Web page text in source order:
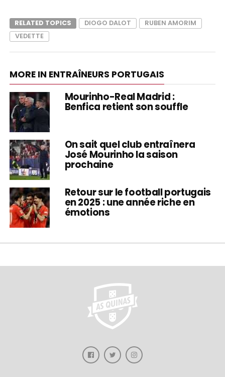
RELATED TOPICS DIOGO DALOT
RUBEN AMORIM
VEDETTE
MORE IN ENTRAÎNEURS PORTUGAIS
Mourinho-Real Madrid :
Benfica retient son souffle
On sait quel club entraînera
José Mourinho la saison
prochaine
Retour sur le football portugais
en 2025 : une année riche en
émotions